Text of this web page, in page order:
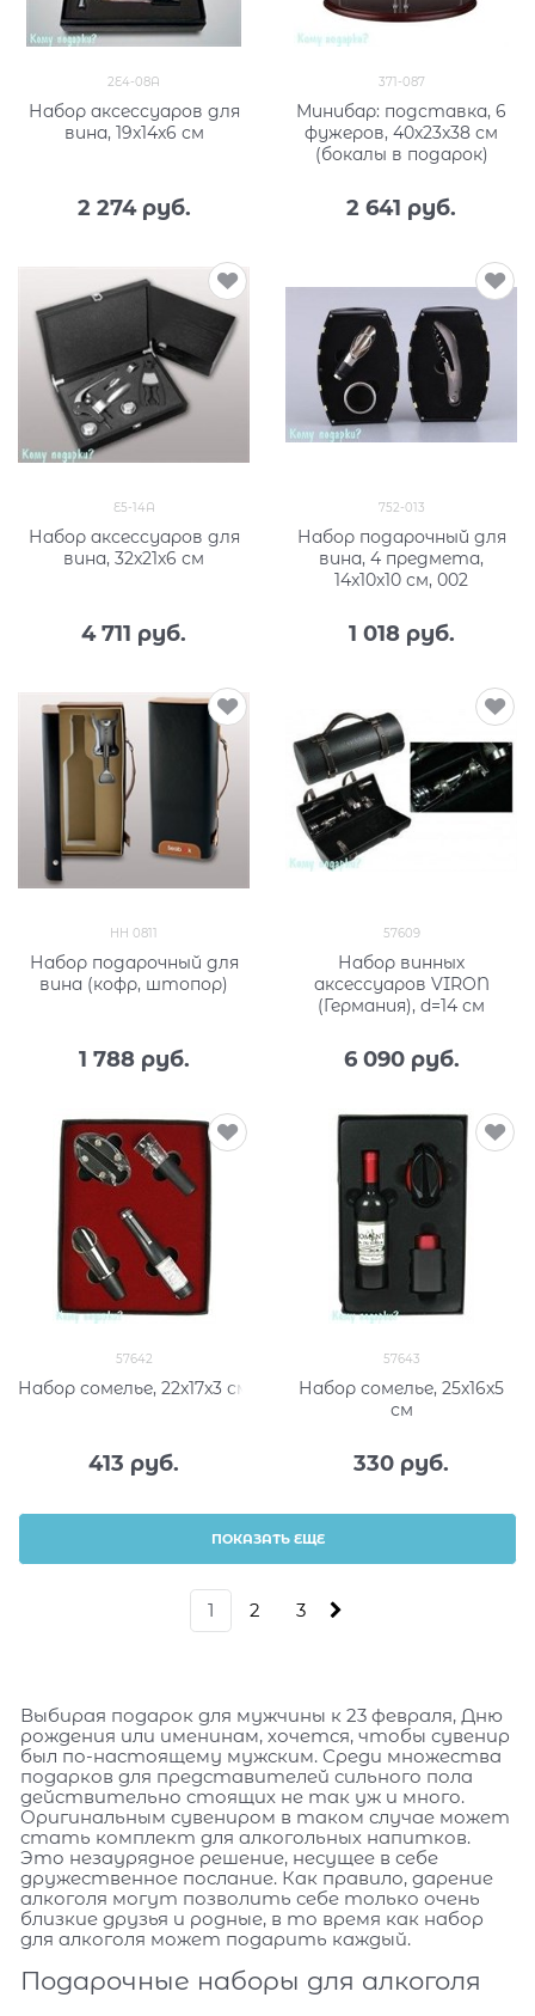
2E4-08A
Набор аксессуаров для
вина, 19x14x6 см
2 274 руб.
371-087
Минибар: подставка, 6
фужеров, 40x23x38 см
(бокалы в подарок)
2 641 руб.
E5-14A
Набор аксессуаров для
вина, 32x21x6 см
4 711 руб.
752-013
Набор подарочный для
вина, 4 предмета,
14x10x10 см, 002
1 018 руб.
HH 0811
Набор подарочный для
вина (кофр, штопор)
1 788 руб.
57609
Набор винных
аксессуаров VIRON
(Германия), d=14 см
6 090 руб.
57642
Набор сомелье, 22x17x3 см
413 руб.
57643
Набор сомелье, 25x16x5
см
330 руб.
ПОКАЗАТЬ ЕЩЕ
1 2 3
Выбирая подарок для мужчины к 23 февраля, Дню
рождения или именинам, хочется, чтобы сувенир
был по-настоящему мужским. Среди множества
подарков для представителей сильного пола
действительно стоящих не так уж и много.
Оригинальным сувениром в таком случае может
стать комплект для алкогольных напитков.
Это незаурядное решение, несущее в себе
дружественное послание. Как правило, дарение
алкоголя могут позволить себе только очень
близкие друзья и родные, в то время как набор
для алкоголя может подарить каждый.
Подарочные наборы для алкоголя